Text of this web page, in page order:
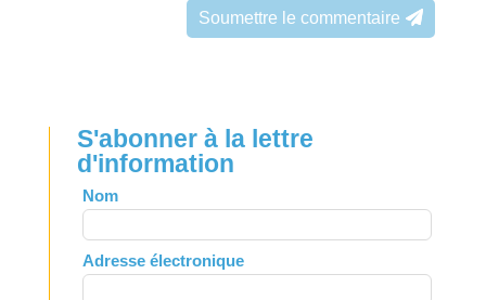
Soumettre le commentaire
S'abonner à la lettre
d'information
Leave
this
field
blank
Nom
Adresse électronique